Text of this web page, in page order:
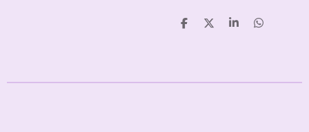
D
D
S
D